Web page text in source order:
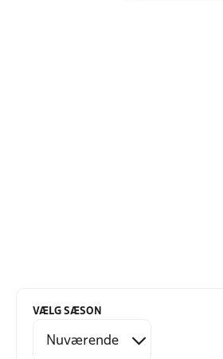
VÆLG SÆSON